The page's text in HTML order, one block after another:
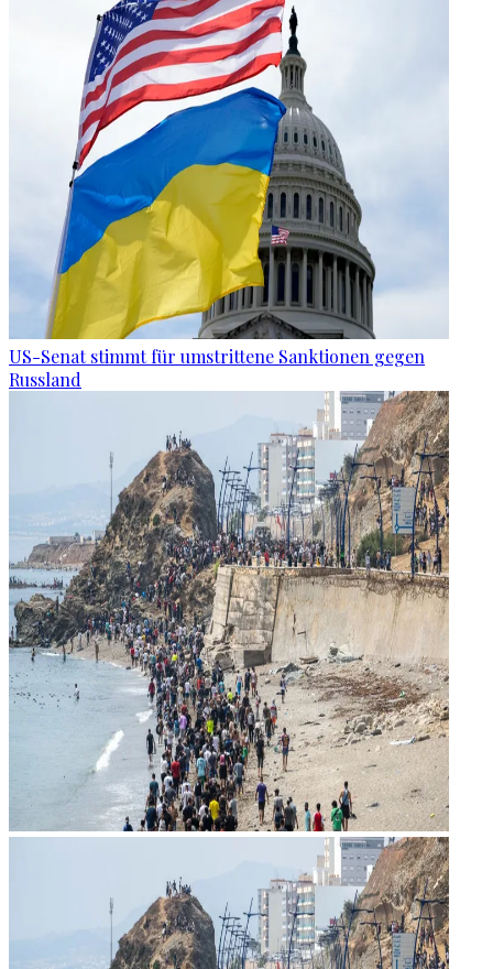
US-Senat stimmt für umstrittene Sanktionen gegen
Russland